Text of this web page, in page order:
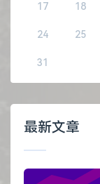
17 18
24 25
31
最新文章